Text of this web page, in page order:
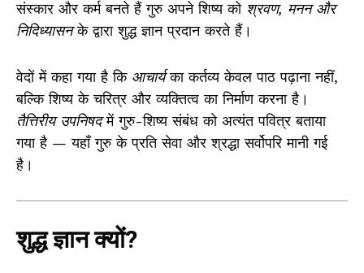
संस्कार और कर्म बनते हैं गुरु अपने शिष्य को श्रवण, मनन और
निदिध्यासनके द्वारा शुद्ध ज्ञान प्रदान करते हैं।
वेदों में कहा गया है कि आचार्यका कर्तव्य केवल पाठ पढ़ाना नहीं,
बल्कि शिष्य के चरित्र और व्यक्तित्व का निर्माण करना है।
तैत्तिरीय उपनिषदमें गुरु-शिष्य संबंध को अत्यंत पवित्र बताया
गया है — यहाँ गुरु के प्रति सेवा और श्रद्धा सर्वोपरि मानी गई
है।
शुद्ध ज्ञान क्यों?